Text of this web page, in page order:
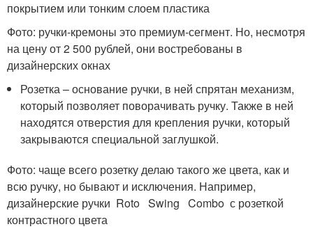
покрытием или тонким слоем пластика
Фото: ручки-кремоны это премиум-сегмент. Но, несмотря
на цену от 2 500 рублей, они востребованы в
дизайнерских окнах
Розетка – основание ручки, в ней спрятан механизм,
который позволяет поворачивать ручку. Также в ней
находятся отверстия для крепления ручки, который
закрываются специальной заглушкой.
Фото: чаще всего розетку делаю такого же цвета, как и
всю ручку, но бывают и исключения. Например,
дизайнерские ручки Roto Swing Combo с розеткой
контрастного цвета